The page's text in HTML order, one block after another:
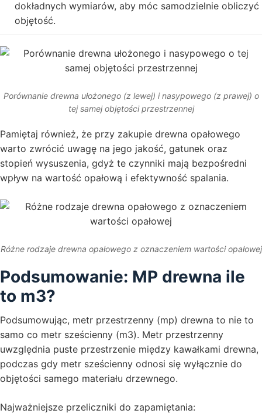
dokładnych wymiarów, aby móc samodzielnie obliczyć
objętość.
Porównanie drewna ułożonego (z lewej) i nasypowego (z prawej) o
tej samej objętości przestrzennej
Pamiętaj również, że przy zakupie drewna opałowego
warto zwrócić uwagę na jego jakość, gatunek oraz
stopień wysuszenia, gdyż te czynniki mają bezpośredni
wpływ na wartość opałową i efektywność spalania.
Różne rodzaje drewna opałowego z oznaczeniem wartości opałowej
Podsumowanie: MP drewna ile
to m3?
Podsumowując, metr przestrzenny (mp) drewna to nie to
samo co metr sześcienny (m3). Metr przestrzenny
uwzględnia puste przestrzenie między kawałkami drewna,
podczas gdy metr sześcienny odnosi się wyłącznie do
objętości samego materiału drzewnego.
Najważniejsze przeliczniki do zapamiętania: